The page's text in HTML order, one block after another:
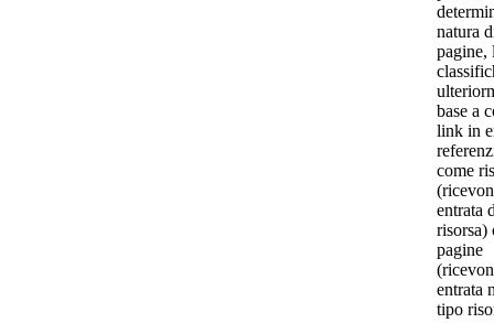
natura
pagine,
base a
link in
come
entrata
risorsa)
pagine
entrata
tipo